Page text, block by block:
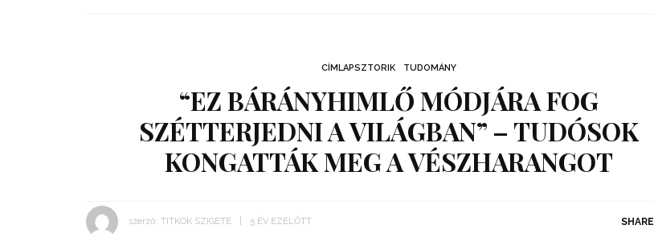
CÍMLAPSZTORIK TUDOMÁNY
“EZ BÁRÁNYHIMLŐ MÓDJÁRA FOG
SZÉTTERJEDNI A VILÁGBAN” – TUDÓSOK
KONGATTÁK MEG A VÉSZHARANGOT
szerző: TITKOK SZIGETE 5 ÉV EZELŐTT SHARE